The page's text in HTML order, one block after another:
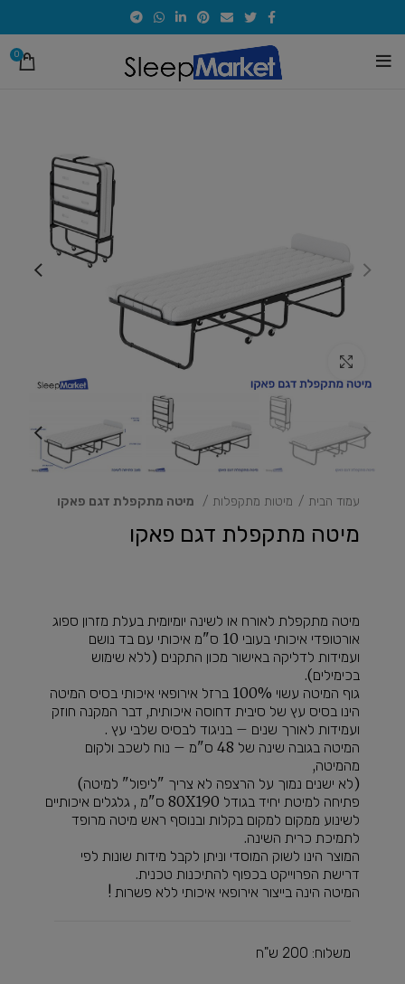
0
עמוד הבית מיטות מתקפלות מיטה מתקפלת דגם פאקו
מיטה מתקפלת דגם פאקו
מיטה מתקפלת לאורח או לשינה יומיומית בעלת מזרון ספוג
אורטופדי איכותי בעובי 10 ס"מ איכותי עם בד נושם
ועמידות לדליקה באישור מכון התקנים (ללא שימוש
בכימילים).
גוף המיטה עשוי 100% ברזל אירופאי איכותי בסיס המיטה
הינו בסיס עץ של סיבית דחוסה איכותית, דבר המקנה חוזק
ועמידות לאורך שנים – בניגוד לבסיס שלבי עץ .
המיטה בגובה שינה של 48 ס"מ – נוח לשכב ולקום
מהמיטה,
(לא ישנים נמוך על הרצפה לא צריך "ליפול" למיטה)
פתיחה למיטת יחיד בגודל 80X190 ס"מ , גלגלים איכותיים
לשינוע ממקום למקום בקלות ובנוסף ראש מיטה מרופד
לתמיכת כרית השינה.
המוצר הינו לשוק המוסדי וניתן לקבל מידות שונות לפי
דרישת הפרוייקט בכפוף להתיכנות טכנית.
המיטה הינה בייצור אירופאי איכותי ללא פשרות !
משלוח: 200 ש"ח